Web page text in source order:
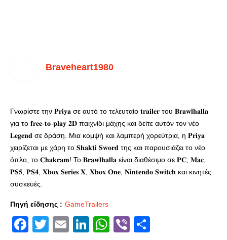
Braveheart1980
Γνωρίστε την 𝐏𝐫𝐢𝐲𝐚 σε αυτό το τελευταίο 𝐭𝐫𝐚𝐢𝐥𝐞𝐫 του 𝐁𝐫𝐚𝐰𝐥𝐡𝐚𝐥𝐥𝐚
για το 𝐟𝐫𝐞𝐞-𝐭𝐨-𝐩𝐥𝐚𝐲 𝟐𝐃 παιχνίδι μάχης και δείτε αυτόν τον νέο
𝐋𝐞𝐠𝐞𝐧𝐝 σε δράση. Μια κομψή και λαμπερή χορεύτρια, η 𝐏𝐫𝐢𝐲𝐚
χειρίζεται με χάρη το 𝐒𝐡𝐚𝐤𝐭𝐢 𝐒𝐰𝐨𝐫𝐝 της και παρουσιάζει το νέο
όπλο, το 𝐂𝐡𝐚𝐤𝐫𝐚𝐦! Το 𝐁𝐫𝐚𝐰𝐥𝐡𝐚𝐥𝐥𝐚 είναι διαθέσιμο σε 𝐏𝐂, 𝐌𝐚𝐜,
𝐏𝐒𝟓, 𝐏𝐒𝟒, 𝐗𝐛𝐨𝐱 𝐒𝐞𝐫𝐢𝐞𝐬 𝐗, 𝐗𝐛𝐨𝐱 𝐎𝐧𝐞, 𝐍𝐢𝐧𝐭𝐞𝐧𝐝𝐨 𝐒𝐰𝐢𝐭𝐜𝐡 και κινητές
συσκευές.
Πηγή είδησης : GameTrailers
Facebook
Twitter
EmailLinkedIn
WhatsApp
Viber